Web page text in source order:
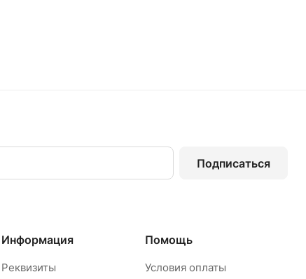
Подписаться
Информация
Реквизиты
Помощь
Условия оплаты